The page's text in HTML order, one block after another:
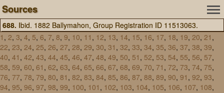
Sources
688. Ibid. 1882 Ballymahon, Group Registration ID 11513063.
1 , 2, 3, 4, 5, 6, 7, 8, 9, 10, 11 , 12, 13, 14, 15, 16, 17, 18, 19, 20, 21 ,
22, 23, 24, 25, 26, 27, 28, 29, 30, 31 , 32, 33, 34, 35, 36, 37, 38, 39,
40, 41 , 42, 43, 44, 45, 46, 47, 48, 49, 50, 51 , 52, 53, 54, 55, 56, 57,
58, 59, 60, 61 , 62, 63, 64, 65, 66, 67, 68, 69, 70, 71 , 72, 73, 74, 75,
76, 77, 78, 79, 80, 81 , 82, 83, 84, 85, 86, 87, 88, 89, 90, 91 , 92, 93,
94, 95, 96, 97, 98, 99, 100, 101 , 102, 103, 104, 105, 106, 107, 108,